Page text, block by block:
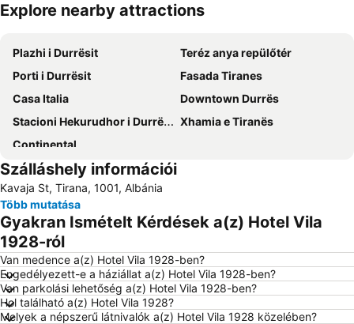
Nagy méretű térkép
Explore nearby attractions
Plazhi i Durrësit
Teréz anya repülőtér
Porti i Durrësit
Fasada Tiranes
Casa Italia
Downtown Durrës
Stacioni Hekurudhor i Durrësit
Xhamia e Tiranës
Continental
Szálláshely információi
Kavaja St, Tirana, 1001, Albánia
Több mutatása
Gyakran Ismételt Kérdések a(z) Hotel Vila
1928-ról
Van medence a(z) Hotel Vila 1928-ben?
Engedélyezett-e a háziállat a(z) Hotel Vila 1928-ben?
Van parkolási lehetőség a(z) Hotel Vila 1928-ben?
Hol található a(z) Hotel Vila 1928?
Melyek a népszerű látnivalók a(z) Hotel Vila 1928 közelében?